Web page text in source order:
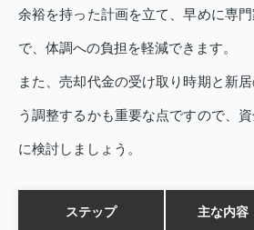
余裕を持った計画を立て、早めに専
で、体調への負担を軽減できます。
また、売却代金の受け取り時期と新
う調整するかも重要な点ですので、
に検討しましょう。
ステップ 主な内容